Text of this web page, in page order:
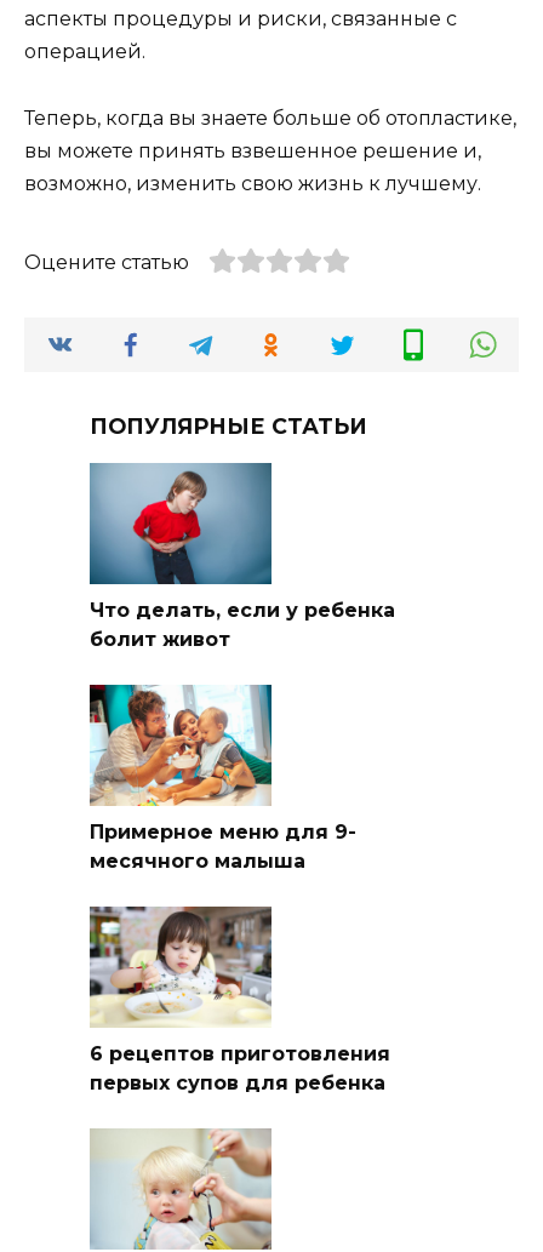
аспекты процедуры и риски, связанные с
операцией.
Теперь, когда вы знаете больше об отопластике,
вы можете принять взвешенное решение и,
возможно, изменить свою жизнь к лучшему.
Оцените статью
ПОПУЛЯРНЫЕ СТАТЬИ
Что делать, если у ребенка
болит живот
Примерное меню для 9-
месячного малыша
6 рецептов приготовления
первых супов для ребенка